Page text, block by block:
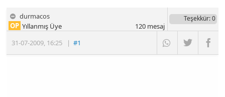
durmacos
31-07-2009, 16:25 |#1
OP Yıllanmış Üye
Teşekkür: 0
120mesaj